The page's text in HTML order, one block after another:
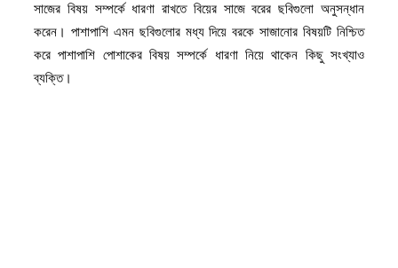
সাজের বিষয় সম্পর্কে ধারণা রাখতে বিয়ের সাজে বরের ছবিগুলো অনুসন্ধান
করেন। পাশাপাশি এমন ছবিগুলোর মধ্য দিয়ে বরকে সাজানোর বিষয়টি নিশ্চিত
করে পাশাপাশি পোশাকের বিষয় সম্পর্কে ধারণা নিয়ে থাকেন কিছু সংখ্যাও
ব্যক্তি।